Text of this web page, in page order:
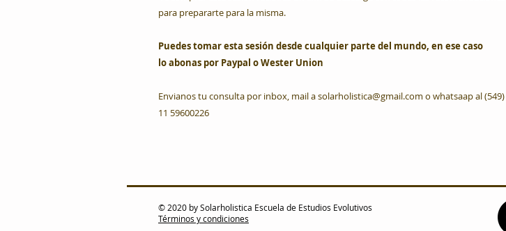
para prepararte para la misma.
Puedes tomar esta sesión desde cualquier parte del mundo, en ese caso
lo abonas por Paypal o Wester Union
Envianos tu consulta por inbox, mail a solarholistica@gmail.com o whatsaap al (549)
11 59600226
© 2020 by Solarholistica Escuela de Estudios Evolutivos
Términos y condiciones